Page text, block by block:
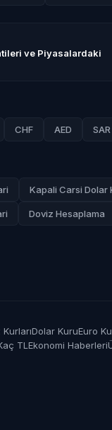
ve Piyasalardaki
CHF AED SAR
Kapali Carsi Dolar
Doviz Hesaplama
Dolar KuruEuro
TL Ekonomi Haberleri